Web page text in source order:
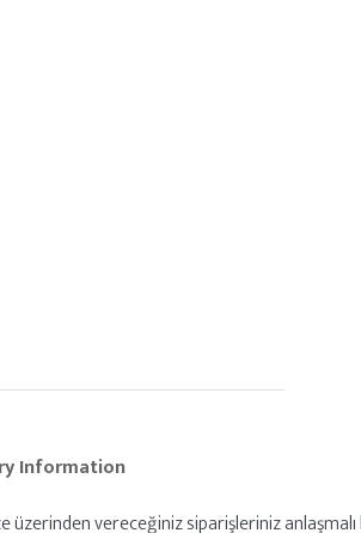
Information
üzerinden vereceğiniz siparişleriniz